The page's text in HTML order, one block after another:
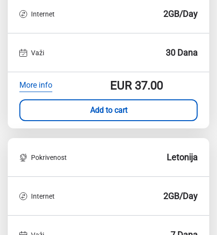
Internet 2GB/Day
Važi 30 Dana
More info EUR37.00
Add to cart
Pokrivenost Letonija
Internet 2GB/Day